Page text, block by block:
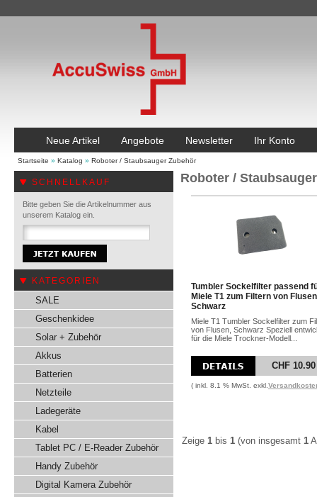
Neue Artikel Angebote Newsletter Ihr Konto
Startseite » Katalog » Roboter / Staubsauger Zubehör
SCHNELLKAUF
Bitte geben Sie die Artikelnummer aus
unserem Katalog ein.
KATEGORIEN
SALE
Geschenkidee
Solar + Zubehör
Akkus
Batterien
Netzteile
Ladegeräte
Kabel
Tablet PC / E-Reader Zubehör
Handy Zubehör
Digital Kamera Zubehör
Roboter /
Tumbler Sockelfilter passend
Miele T1 zum Filtern von
Schwarz
Miele T1 Tumbler Sockelfilter zum
von Flusen, Schwarz Speziell
für die Miele Trockner-Modell...
CHF 10.90
( inkl. 8.1 % MwSt. exkl.
Zeige 1 bis 1 (von insgesamt 1